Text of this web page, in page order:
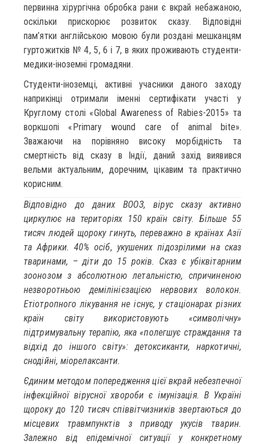
первинна хірургічна обробка рани є вкрай небажаною,
оскільки прискорює розвиток сказу. Відповідні
пам’ятки англійською мовою були роздані мешканцям
гуртожитків № 4, 5, 6 і 7, в яких проживають студенти-
медики-іноземні громадяни.
Студенти-іноземці, активні учасники даного заходу
наприкінці отримали іменні сертифікати участі у
Круглому столі «Global Awareness of Rabies-2015» та
воркшопі «Primary wound care of animal bite».
Зважаючи на порівняно високу морбідність та
смертність від сказу в Індії, даний захід виявився
вельми актуальним, доречним, цікавим та практично
корисним.
Відповідно до даних ВООЗ, вірус сказу активно
циркулює на територіях 150 країн світу. Більше 55
тисяч людей щороку гинуть, переважно в країнах Азії
та Африки. 40% осіб, укушених підозрілими на сказ
тваринами, – діти до 15 років. Сказ є убіквітарним
зоонозом з абсолютною летальністю, спричиненою
незворотньою демілінієзацією нервових волокон.
Етіотропного лікування не існує, у стаціонарах різних
країн світу використовують «символічну»
підтримувальну терапію, яка «полегшує страждання та
відхід до іншого світу»: детоксиканти, наркотичні,
снодійні, міорелаксанти.
Єдиним методом попередження цієї вкрай небезпечної
інфекційної вірусної хвороби є імунізація. В Україні
щороку до 120 тисяч співвітчизників звертаються до
місцевих травмпунктів з приводу укусів тварин.
Залежно від епідемічної ситуації у конкретному